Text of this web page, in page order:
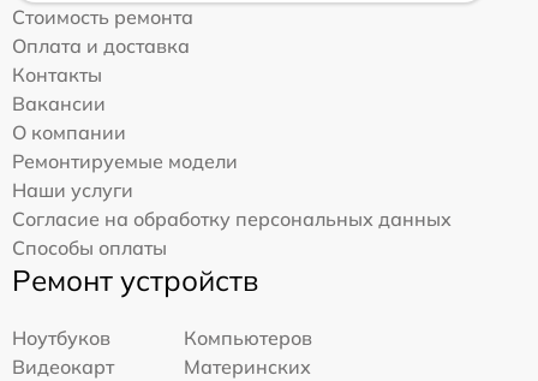
Стоимость ремонта
Оплата и доставка
Контакты
Вакансии
О компании
Ремонтируемые модели
Наши услуги
Согласие на обработку персональных данных
Способы оплаты
Ремонт устройств
Ноутбуков
Компьютеров
Видеокарт
Материнских